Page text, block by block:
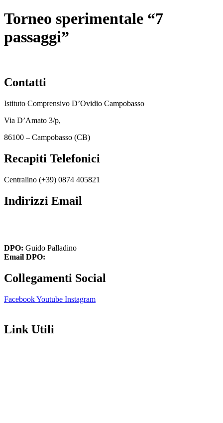
Torneo sperimentale “7
passaggi”
Contatti
Istituto Comprensivo D’Ovidio Campobasso
Via D’Amato 3/p,
86100 – Campobasso (CB)
Recapiti Telefonici
Centralino (+39) 0874 405821
Indirizzi Email
DPO: Guido Palladino
Email DPO:
Collegamenti Social
FacebookYoutube Instagram
Link Utili